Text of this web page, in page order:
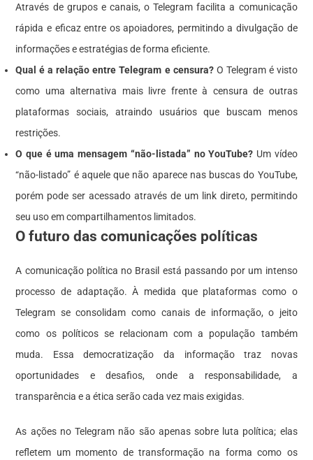
Através de grupos e canais, o Telegram facilita a comunicação
rápida e eficaz entre os apoiadores, permitindo a divulgação de
informações e estratégias de forma eficiente.
Qual é a relação entre Telegram e censura?O Telegram é visto
como uma alternativa mais livre frente à censura de outras
plataformas sociais, atraindo usuários que buscam menos
restrições.
O que é uma mensagem “não-listada” no YouTube? Um vídeo
“não-listado” é aquele que não aparece nas buscas do YouTube,
porém pode ser acessado através de um link direto, permitindo
seu uso em compartilhamentos limitados.
O futuro das comunicações políticas
A comunicação política no Brasil está passando por um intenso
processo de adaptação. À medida que plataformas como o
Telegram se consolidam como canais de informação, o jeito
como os políticos se relacionam com a população também
muda. Essa democratização da informação traz novas
oportunidades e desafios, onde a responsabilidade, a
transparência e a ética serão cada vez mais exigidas.
As ações no Telegram não são apenas sobre luta política; elas
refletem um momento de transformação na forma como os